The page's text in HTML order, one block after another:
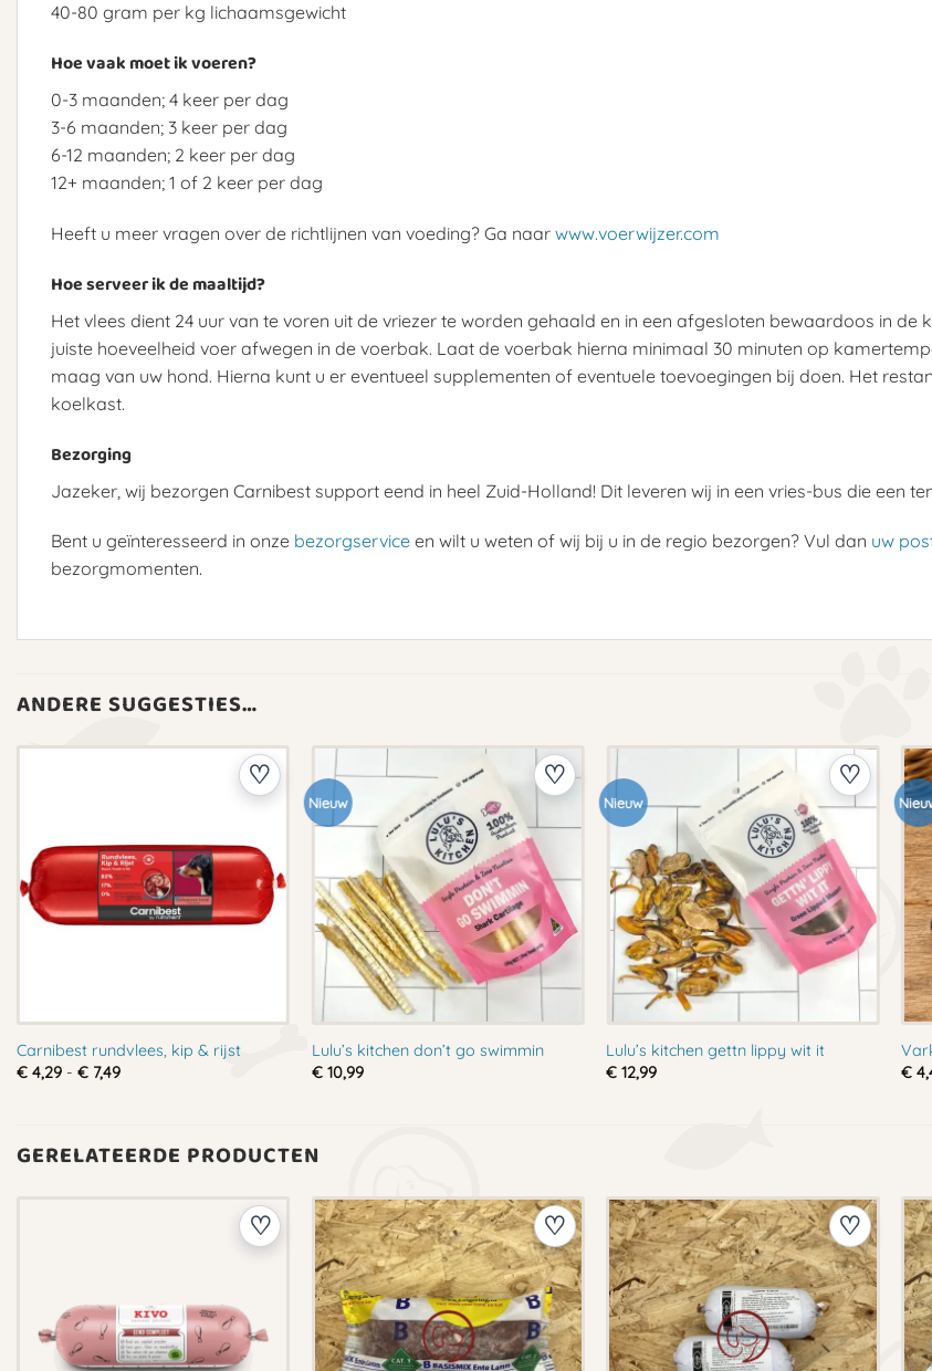
40-80 gram per kg lichaamsgewicht
Hoe vaak moet ik voeren?
0-3 maanden; 4 keer per dag
3-6 maanden; 3 keer per dag
6-12 maanden; 2 keer per dag
12+ maanden; 1 of 2 keer per dag
Heeft u meer vragen over de richtlijnen van voeding? Ga naar www.voerwijzer.com
Hoe serveer ik de maaltijd?
Het vlees dient 24 uur van te voren uit de vriezer te worden gehaald en in een afgesloten bewaardoos in
juiste hoeveelheid voer afwegen in de voerbak. Laat de voerbak hierna minimaal 30 minuten op
maag van uw hond. Hierna kunt u er eventueel supplementen of eventuele toevoegingen bij doen. Het
koelkast.
Bezorging
Jazeker, wij bezorgen Carnibest support eend in heel Zuid-Holland! Dit leveren wij in een vries-bus die een
Bent u geïnteresseerd in onze bezorgservice en wilt u weten of wij bij u in de regio bezorgen? Vul dan uw
bezorgmomenten.
ANDERE SUGGESTIES…
Carnibest rundvlees, kip & rijst
€4,29 - €7,49Prijsklasse:
Nieuw
Lulu’s kitchen don’t go swimmin
€10,99
Nieuw
Lulu’s kitchen gettn lippy wit it
€ 12,99
€
GERELATEERDE PRODUCTEN